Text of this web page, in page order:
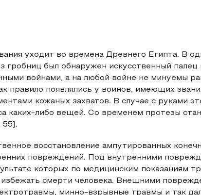
уходит во времена Древнего Египта. В
гробниц был обнаружен искусственный палец
войнами, а на любой войне не минуемы
правило появлялись у воинов, имеющих
кожаных захватов. В случае с руками
каких-либо вещей. Со временем протезы
55].
восстановление ампутированных
повреждений. Под внутренними
которых по медицинским показаниям
смерти человека. Внешними
минно-взрывные травмы и так